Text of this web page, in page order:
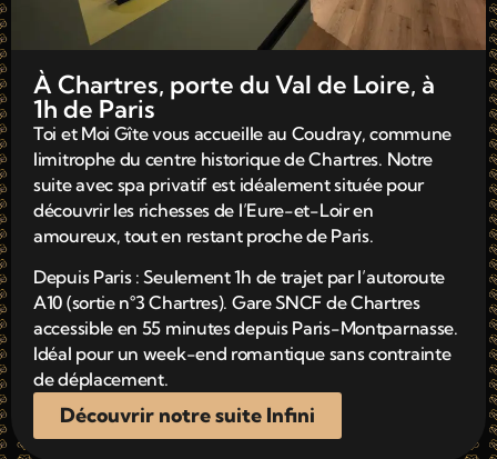
À Chartres, porte du Val de Loire, à
1h de Paris
Toi et Moi Gîte vous accueille au Coudray, commune
limitrophe du centre historique de Chartres. Notre
suite avec spa privatif est idéalement située pour
découvrir les richesses de l’Eure-et-Loir en
amoureux, tout en restant proche de Paris.
Depuis Paris : Seulement 1h de trajet par l’autoroute
A10 (sortie n°3 Chartres). Gare SNCF de Chartres
accessible en 55 minutes depuis Paris-Montparnasse.
Idéal pour un week-end romantique sans contrainte
de déplacement.
Découvrir notre suite Infini